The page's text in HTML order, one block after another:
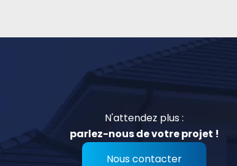
N'attendez plus :
parlez-nous de votre projet !
Nous contacter